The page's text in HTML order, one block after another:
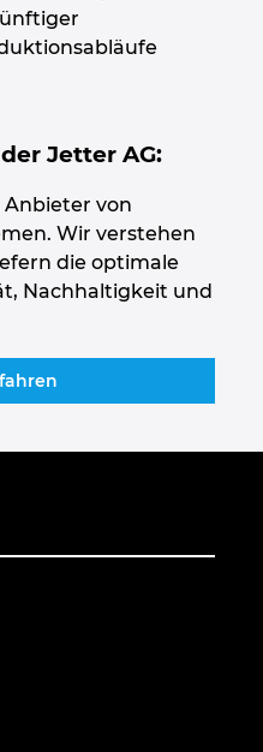
Jetter AG:
von
Wir verstehen
die optimale
Nachhaltigkeit und